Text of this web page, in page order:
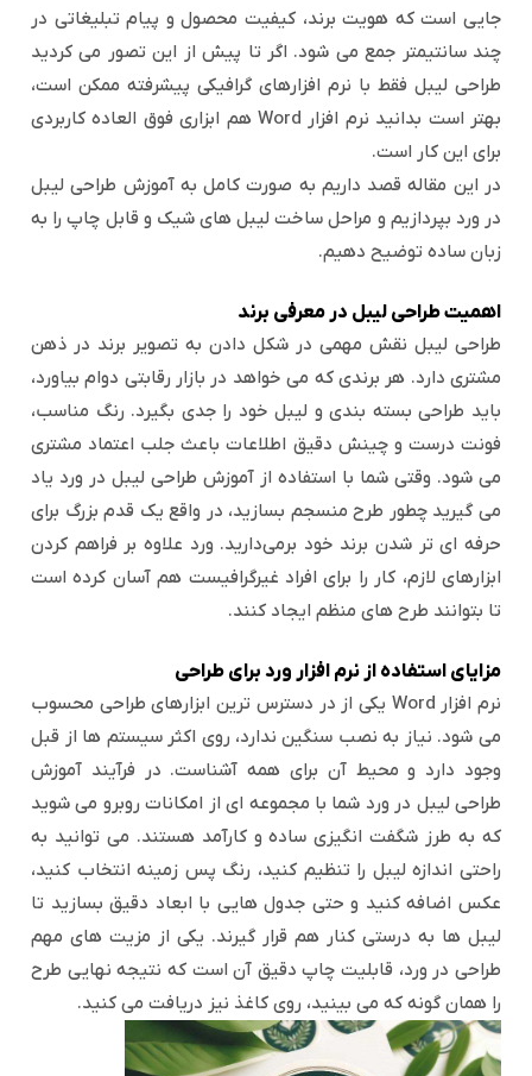
جایی است که هویت برند، کیفیت محصول و پیام تبلیغاتی در
چند سانتیمتر جمع می شود. اگر تا پیش از این تصور می کردید
طراحی لیبل فقط با نرم افزارهای گرافیکی پیشرفته ممکن است،
بهتر است بدانید نرم افزار Word هم ابزاری فوق العاده کاربردی
برای این کار است.
در این مقاله قصد داریم به صورت کامل به آموزش طراحی لیبل
در ورد بپردازیم و مراحل ساخت لیبل های شیک و قابل چاپ را به
زبان ساده توضیح دهیم.
اهمیت طراحی لیبل در معرفی برند
طراحی لیبل نقش مهمی در شکل دادن به تصویر برند در ذهن
مشتری دارد. هر برندی که می خواهد در بازار رقابتی دوام بیاورد،
باید طراحی بسته بندی و لیبل خود را جدی بگیرد. رنگ مناسب،
فونت درست و چینش دقیق اطلاعات باعث جلب اعتماد مشتری
می شود. وقتی شما با استفاده از آموزش طراحی لیبل در ورد یاد
می گیرید چطور طرح منسجم بسازید، در واقع یک قدم بزرگ برای
حرفه ای تر شدن برند خود برمی‌دارید. ورد علاوه بر فراهم کردن
ابزارهای لازم، کار را برای افراد غیرگرافیست هم آسان کرده است
تا بتوانند طرح های منظم ایجاد کنند.
مزایای استفاده از نرم افزار ورد برای طراحی
نرم افزار Word یکی از در دسترس ترین ابزارهای طراحی محسوب
می شود. نیاز به نصب سنگین ندارد، روی اکثر سیستم ها از قبل
وجود دارد و محیط آن برای همه آشناست. در فرآیند آموزش
طراحی لیبل در ورد شما با مجموعه ای از امکانات روبرو می شوید
که به طرز شگفت انگیزی ساده و کارآمد هستند. می توانید به
راحتی اندازه لیبل را تنظیم کنید، رنگ پس زمینه انتخاب کنید،
عکس اضافه کنید و حتی جدول هایی با ابعاد دقیق بسازید تا
لیبل ها به درستی کنار هم قرار گیرند. یکی از مزیت های مهم
طراحی در ورد، قابلیت چاپ دقیق آن است که نتیجه نهایی طرح
را همان گونه که می بینید، روی کاغذ نیز دریافت می کنید.